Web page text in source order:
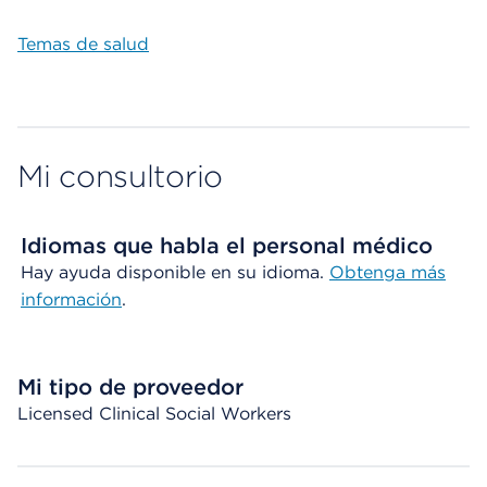
Temas de salud
Mi consultorio
Idiomas que habla el personal médico
Hay ayuda disponible en su idioma. Obtenga más
información.
Mi tipo de proveedor
Licensed Clinical Social Workers